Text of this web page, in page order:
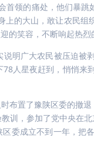
领的痛处，他们暴
的大山，敢让农民
的笑容，不断响起热烈
明广大农民被压迫
人星夜赶到，悄悄
布置了豫陕区委的撤
，参加了党中央在
委成立不到一年，